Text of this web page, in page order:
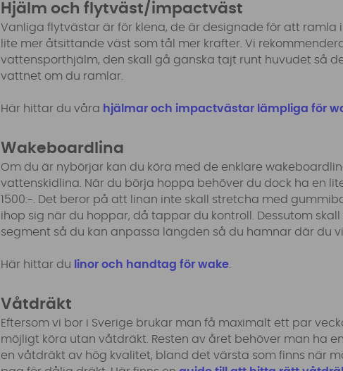
Hjälm och flytväst/impactväst
Vanliga flytvästar är för klena, de är designade för att ramla
lite mer åtsittande väst som tål mer krafter. Vi
vattensporthjälm, den skall gå ganska tajt runt huvudet så
vattnet om du ramlar.
Här hittar du våra hjälmar och impactvästar lämpliga för
Wakeboardlina
Om du är nybörjar kan du köra med de enklare
vattenskidlina. När du börja hoppa behöver du dock ha en
1500:-. Det beror på att linan inte skall stretcha med
ihop sig när du hoppar, då tappar du kontroll. Dessutom
segment så du kan anpassa längden så du hamnar där du
Här hittar du linor och handtag för wake
Våtdräkt
Eftersom vi bor i Sverige brukar man få maximalt ett par
möjligt köra utan våtdräkt. Resten av året behöver man ha
en våtdräkt av hög kvalitet, bland det värsta som finns när